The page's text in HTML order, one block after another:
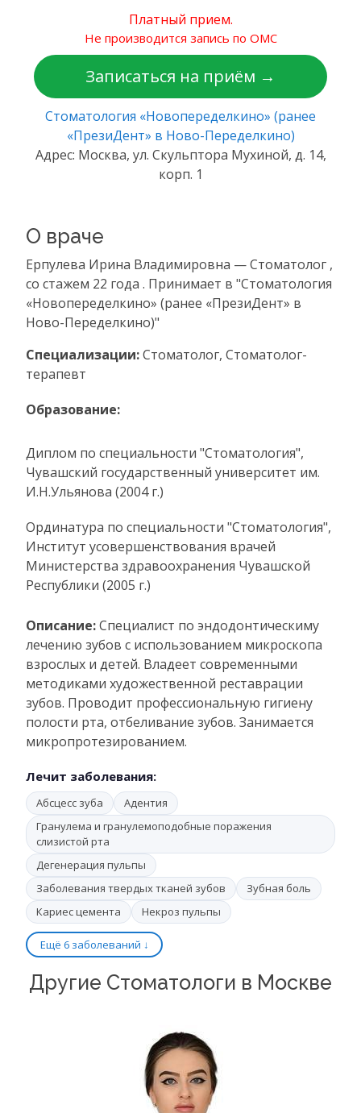
Платный прием.
Не производится запись по ОМС
Записаться на приём →
Стоматология «Новопеределкино» (ранее
«ПрезиДент» в Ново-Переделкино)
Адрес: Москва, ул. Скульптора Мухиной, д. 14,
корп. 1
О враче
Ерпулева Ирина Владимировна — Стоматолог ,
со стажем 22 года . Принимает в "Стоматология
«Новопеределкино» (ранее «ПрезиДент» в
Ново-Переделкино)"
Специализации:Стоматолог, Стоматолог-
терапевт
Образование:
Диплом по специальности "Стоматология",
Чувашский государственный университет им.
И.Н.Ульянова (2004 г.)
Ординатура по специальности "Стоматология",
Институт усовершенствования врачей
Министерства здравоохранения Чувашской
Республики (2005 г.)
Описание:Специалист по эндодонтическиму
лечению зубов с использованием микроскопа
взрослых и детей. Владеет современными
методиками художественной реставрации
зубов. Проводит профессиональную гигиену
полости рта, отбеливание зубов. Занимается
микропротезированием.
Лечит заболевания:
Абсцесс зуба
Адентия
Гранулема и гранулемоподобные поражения
слизистой рта
Дегенерация пульпы
Заболевания твердых тканей зубов
Зубная боль
Кариес цемента
Некроз пульпы
Ещё 6 заболеваний ↓
Другие Стоматологи в Москве